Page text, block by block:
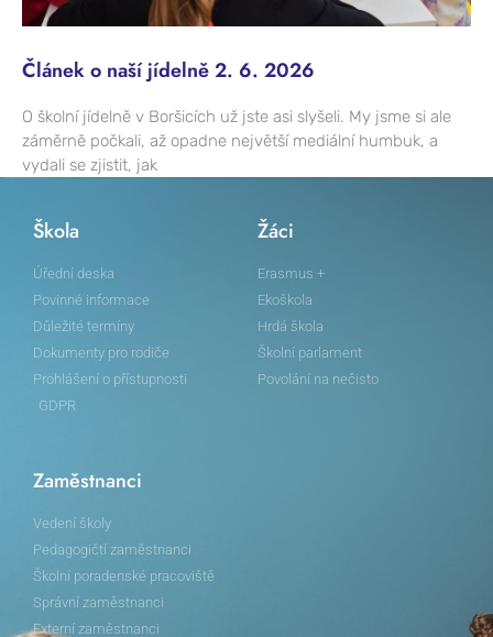
Článek o naší jídelně 2. 6. 2026
O školní jídelně v Boršicích už jste asi slyšeli. My jsme si ale
záměrně počkali, až opadne největší mediální humbuk, a
vydali se zjistit, jak
Škola
Úřední deska
Povinné informace
Důležité termíny
Dokumenty pro rodiče
Prohlášení o přístupnosti
GDPR
Žáci
Erasmus +
Ekoškola
Hrdá škola
Školní parlament
Povolání na nečisto
Zaměstnanci
Vedení školy
Pedagogičtí zaměstnanci
Školní poradenské pracoviště
Správní zaměstnanci
Externí zaměstnanci